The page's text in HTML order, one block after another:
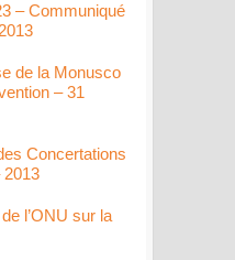
– Communiqué
de la Monusco
– 31
Concertations
2013
l’ONU sur la